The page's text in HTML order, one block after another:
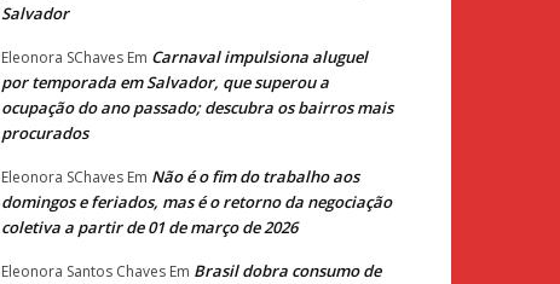
Salvador
Eleonora SChaves Em Carnaval impulsiona aluguel
por temporada em Salvador, que superou a
ocupação do ano passado; descubra os bairros mais
procurados
Eleonora SChaves Em Não é o fim do trabalho aos
domingos e feriados, mas é o retorno da negociação
coletiva a partir de 01 de março de 2026
Eleonora Santos Chaves Em Brasil dobra consumo de